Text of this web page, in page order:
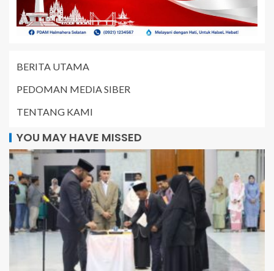
BERITA UTAMA
PEDOMAN MEDIA SIBER
TENTANG KAMI
YOU MAY HAVE MISSED